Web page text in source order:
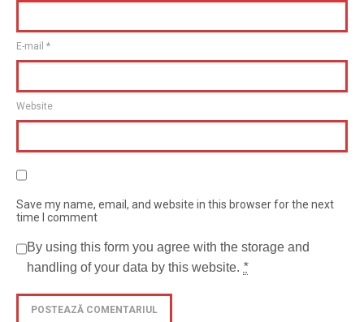
E-mail *
Website
Save my name, email, and website in this browser for the next
time I comment
By using this form you agree with the storage and
handling of your data by this website. *